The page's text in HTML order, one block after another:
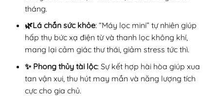
tháng.
🌿Lá chắn sức khỏe: “Máy lọc mini” tự nhiên giúp
hấp thụ bức xạ điện từ và thanh lọc không khí,
mang lại cảm giác thư thái, giảm stress tức thì.
✨ Phong thủy tài lộc: Sự kết hợp hài hòa giúp xua
tan vận xui, thu hút may mắn và năng lượng tích
cực cho gia chủ.